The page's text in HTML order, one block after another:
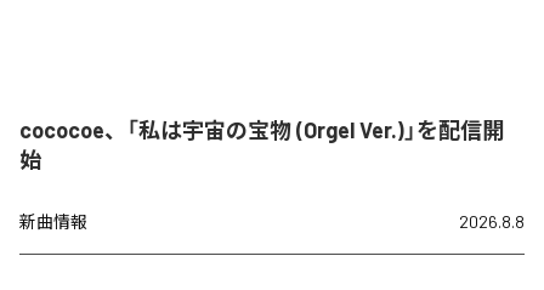
cococoe、「私は宇宙の宝物 (Orgel Ver.)」を配信開
始
新曲情報 2026.8.8